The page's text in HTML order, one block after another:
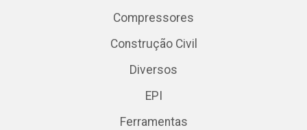
Compressores
Construção Civil
Diversos
EPI
Ferramentas